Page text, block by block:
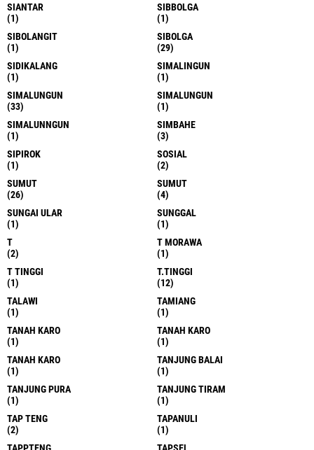
SIANTAR
(1)
SIBBOLGA
(1)
SIBOLANGIT
(1)
SIBOLGA
(29)
SIDIKALANG
(1)
SIMALINGUN
(1)
SIMALUNGUN
(33)
SIMALUNGUN
(1)
SIMALUNNGUN
(1)
SIMBAHE
(3)
SIPIROK
(1)
SOSIAL
(2)
SUMUT
(26)
SUMUT
(4)
SUNGAI ULAR
(1)
SUNGGAL
(1)
T
(2)
T MORAWA
(1)
T TINGGI
(1)
T.TINGGI
(12)
TALAWI
(1)
TAMIANG
(1)
TANAH KARO
(1)
TANAH KARO
(1)
TANAH KARO
(1)
TANJUNG BALAI
(1)
TANJUNG PURA
(1)
TANJUNG TIRAM
(1)
TAP TENG
(2)
TAPANULI
(1)
TAPPTENG
TAPSEL